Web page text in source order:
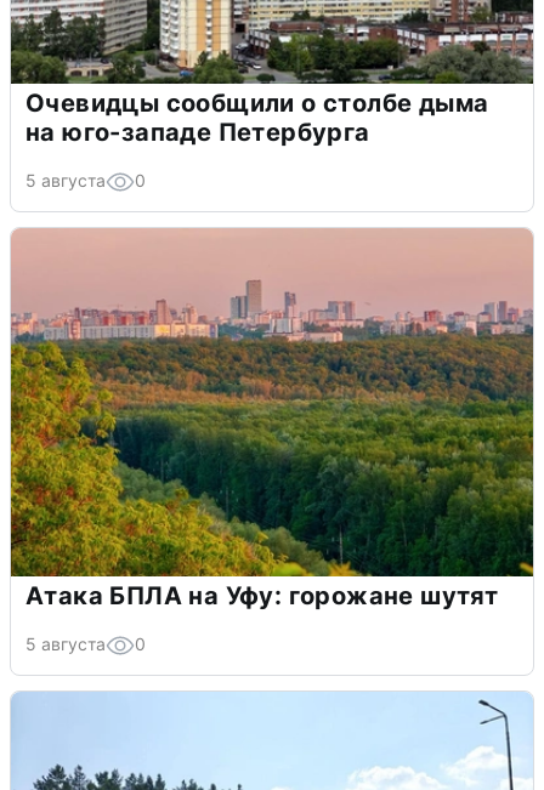
Очевидцы сообщили о столбе дыма
на юго-западе Петербурга
5 августа 0
Атака БПЛА на Уфу: горожане шутят
5 августа 0